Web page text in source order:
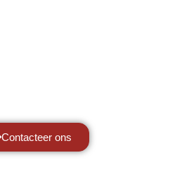
Contacteer ons